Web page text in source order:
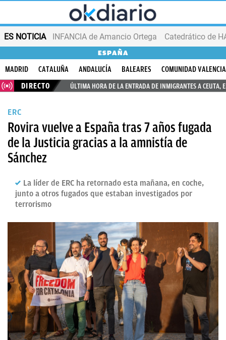
ES NOTICIA INFANCIA de Amancio Ortega
ESPAÑA
MADRID CATALUÑA ANDALUCÍA BALEARES
COMUNIDAD
DIRECTO
ÚLTIMA HORA DE LA ENTRADA DE INMIGRANTES A CEUTA,
ERC
Rovira vuelve a España tras 7 años fugada
de la Justicia gracias a la amnistía de
Sánchez
La líder de ERC ha retornado esta mañana, en coche,
junto a otros fugados que estaban investigados por
terrorismo